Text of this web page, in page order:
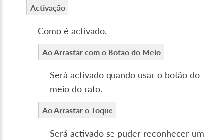
Activação
Como é activado.
Ao Arrastar com o Botão do Meio
Será activado quando usar o botão do
meio do rato.
Ao Arrastar o Toque
Será activado se puder reconhecer um